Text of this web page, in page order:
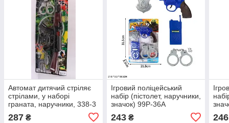
Автомат дитячий стріляє
стрілами, у наборі
граната, наручники, 338-3
287 ₴
Ігровий поліцейський
набір (пістолет, наручники,
значок) 99P-36A
243₴ 246